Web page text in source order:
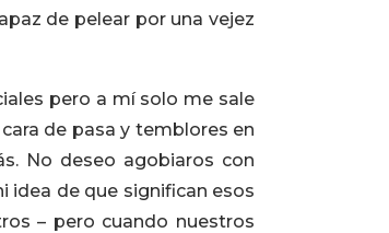
de pelear por una vejez
pero a mí solo me sale
de pasa y temblores en
No deseo agobiaros con
idea de que significan esos
– pero cuando nuestros